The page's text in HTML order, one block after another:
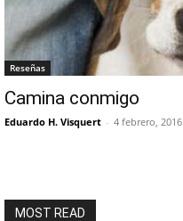
Reseñas
Camina conmigo
Eduardo H. Visquert - 4 febrero, 2016
MOST READ